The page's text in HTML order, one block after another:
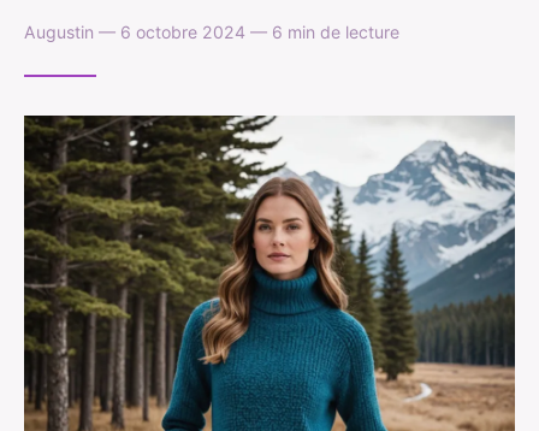
Augustin — 6 octobre 2024 — 6 min de lecture